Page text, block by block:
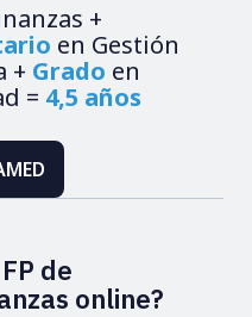
+
en Gestión
+ Grado en
= 4,5 años
de
online?